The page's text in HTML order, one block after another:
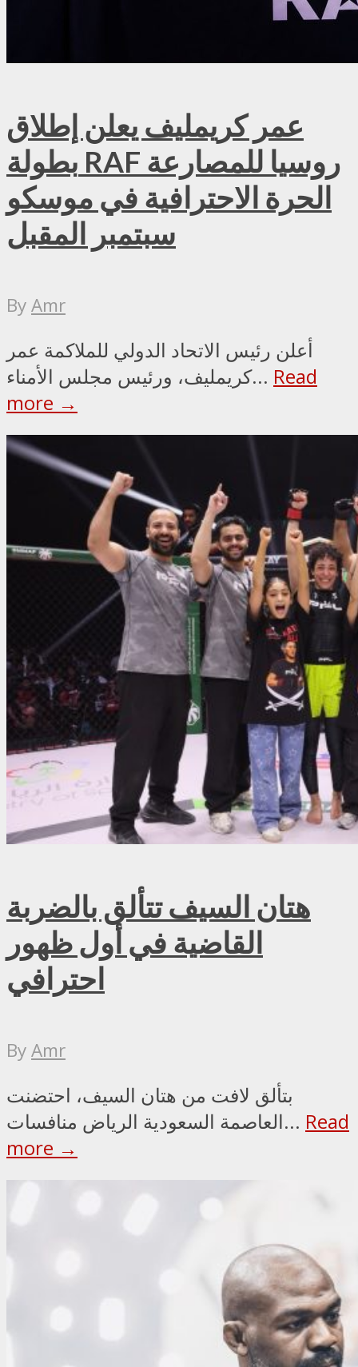
عمر كريمليف يعلن إطلاق
بطولة RAF روسيا للمصارعة
الحرة الاحترافية في موسكو
سبتمبر المقبل
ByAmr
أعلن رئيس الاتحاد الدولي للملاكمة عمر
كريمليف، ورئيس مجلس الأمناء... Read
more →
هتان السيف تتألق بالضربة
القاضية في أول ظهور
احترافي
ByAmr
بتألق لافت من هتان السيف، احتضنت
العاصمة السعودية الرياض منافسات... Read
more →